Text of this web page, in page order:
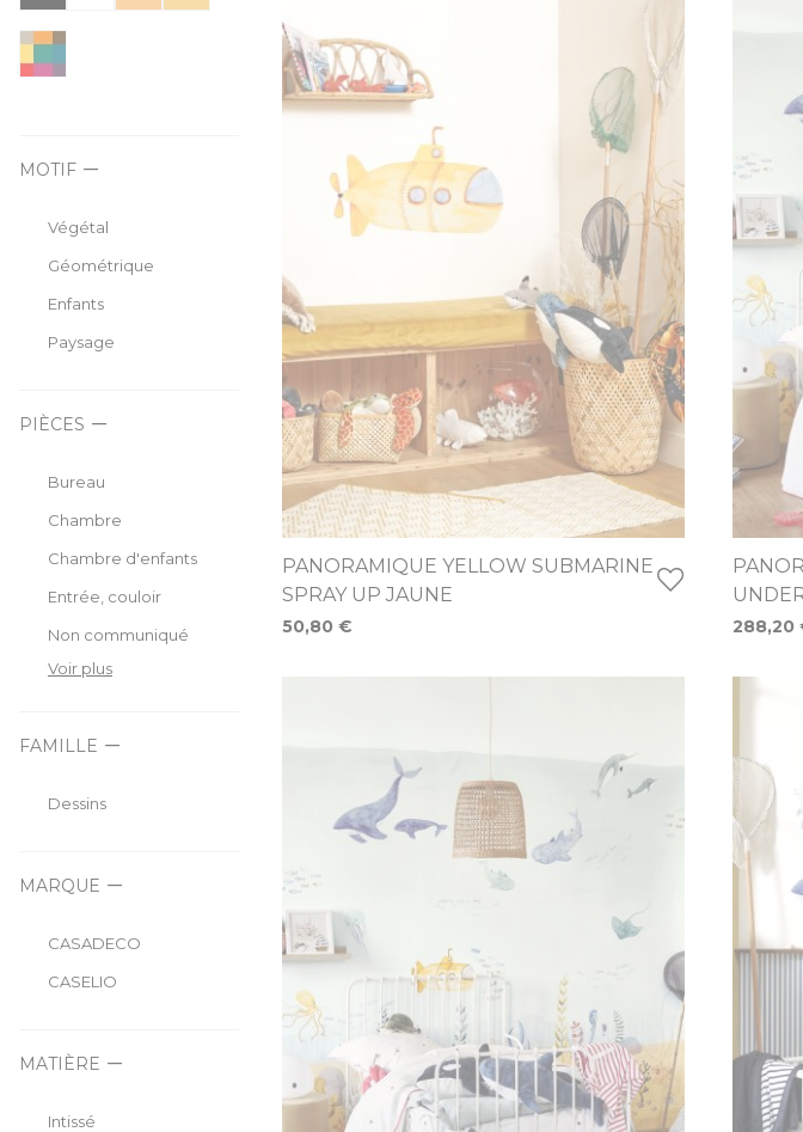
MOTIF
Végétal
Géométrique
Enfants
Paysage
PIÈCES
Bureau
Chambre
Chambre d'enfants
Entrée, couloir
Non communiqué
Voir plus
FAMILLE
Dessins
MARQUE
CASADECO
CASELIO
MATIÈRE
Intissé
PANORAMIQUE YELLOW SUBMARINE
SPRAY UP JAUNE
50,80 € 288,20